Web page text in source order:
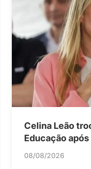
Celina Leão
Educação
08/08/2026